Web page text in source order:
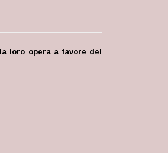
loro opera a favore dei